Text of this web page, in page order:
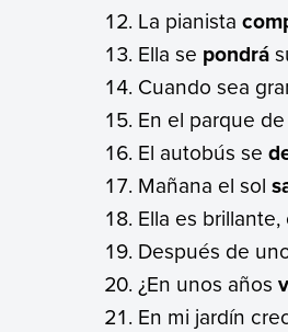
La pianista
Ella se pondrá
Cuando sea
En el parque
El autobús se
Mañana el sol
Ella es
Después de
¿En unos años
En mi jardín